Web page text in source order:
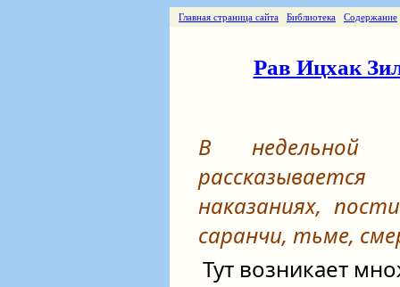
Главная страница сайта Библиотека Содержание
Рав Ицхак
В недельной
наказаниях,
саранчи, тьме,
Тут возникает